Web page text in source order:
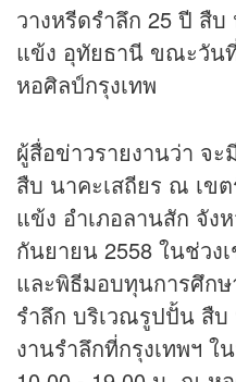
วางหรีดรำลึก 25 ปี สื
แข้ง อุทัยธานี ขณะวัน
หอศิลป์กรุงเทพ
ผู้สื่อข่าวรายงานว่า จ
สืบ นาคะเสถียร ณ เข
แข้ง อำเภอลานสัก จัง
กันยายน 2558 ในช่วง
และพิธีมอบทุนการศึก
รำลึก บริเวณรูปปั้น สืบ
งานรำลึกที่กรุงเทพฯ ใ